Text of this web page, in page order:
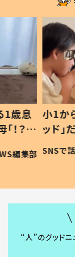
歳息
？」
編集部
小1か
ッド
作り
#令和
SNSで話
“人”のグッドニ